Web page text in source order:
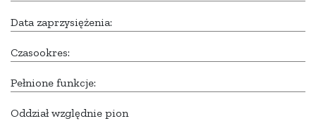
Data zaprzysiężenia:
Czasookres:
Pełnione funkcje:
Oddział względnie pion